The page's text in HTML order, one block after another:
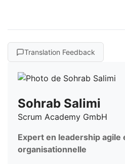
Translation Feedback
Sohrab Salimi
Scrum Academy GmbH
Expert en leadership
organisationnelle